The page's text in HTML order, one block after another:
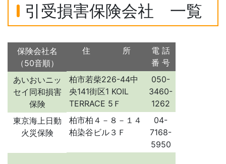
引受損害保険会社 一覧
保険会社名
（50音順）
住 所
電 話
番 号
あいおいニッ
セイ同和損害
保険
柏市若柴226-44中
央141街区1 KOIL
TERRACE 5Ｆ
050-
3460-
1262
東京海上日動
火災保険
柏市柏４－８－１４
柏染谷ビル３Ｆ
04-
7168-
5950